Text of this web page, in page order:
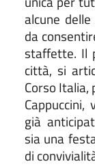
alcune
da
staffette. Il
città, si
Corso Italia,
già
sia una
di